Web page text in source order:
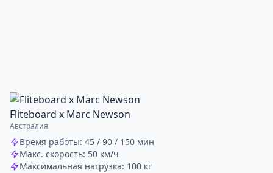
Fliteboard х Marc Newson
Австралия
Время работы: 45 / 90 / 150 мин
Макс. скорость: 50 км/ч
Максимальная нагрузка: 100 кг